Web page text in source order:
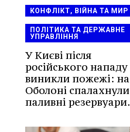
КОНФЛІКТ, ВІЙНА ТА МИР
ПОЛІТИКА ТА ДЕРЖАВНЕ
УПРАВЛІННЯ
У Києві після
російського нападу
виникли пожежі: на
Оболоні спалахнули
паливні резервуари.